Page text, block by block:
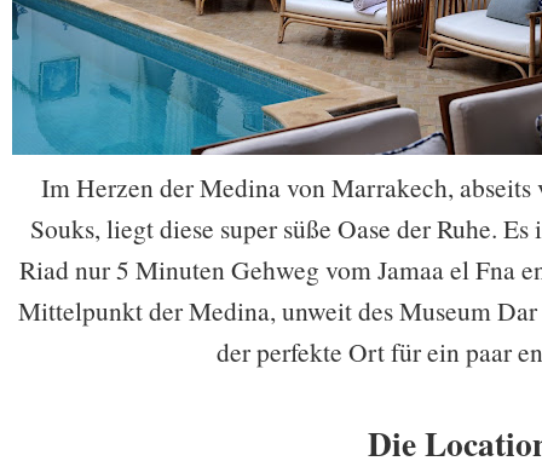
Im Herzen der Medina von Marrakech,
Souks, liegt diese super süße Oase der Ruhe.
Riad nur 5 Minuten Gehweg vom Jamaa el Fna
Mittelpunkt der Medina, unweit des Museum
der perfekte Ort für ein paar
Die